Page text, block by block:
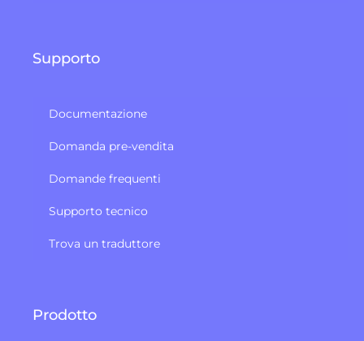
Supporto
Documentazione
Domanda pre-vendita
Domande frequenti
Supporto tecnico
Trova un traduttore
Prodotto